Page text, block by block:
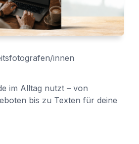
innen
im Alltag nutzt – von
bis zu Texten für deine